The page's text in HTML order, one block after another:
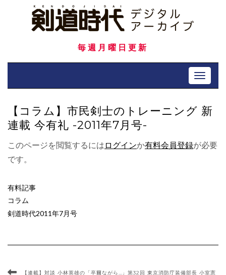
毎週月曜日更新
Toggle
【コラム】市民剣士のトレーニング 新
連載 今有礼 -2011年7月号-
このページを閲覧するには ログインか有料会員登録が必要
です。
有料記事
コラム
剣道時代2011年7月号
【連載】対談 小林英雄の「卒爾ながら…」第32回 東京消防庁装備部長 小室憲